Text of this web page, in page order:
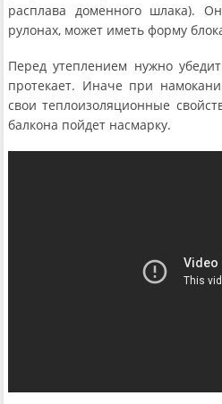
расплава доменного шлака).
рулонах, может иметь форму
Перед утеплением нужно
протекает. Иначе при
свои теплоизоляционные
балкона пойдет насмарку.